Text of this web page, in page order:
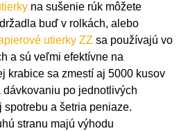
na sušenie rúk môžete
buď v rolkách, alebo
utierky ZZ sa používajú vo
a sú veľmi efektívne na
krabice sa zmestí aj 5000 kusov
po jednotlivých
spotrebu a šetria peniaze.
stranu majú výhodu